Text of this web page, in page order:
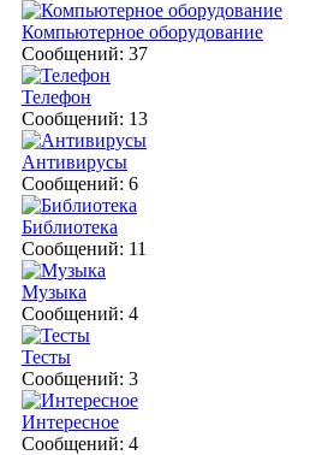
Компьютерное оборудование
Сообщений: 37
Телефон
Сообщений: 13
Антивирусы
Сообщений: 6
Библиотека
Сообщений: 11
Музыка
Сообщений: 4
Тесты
Сообщений: 3
Интересное
Сообщений: 4